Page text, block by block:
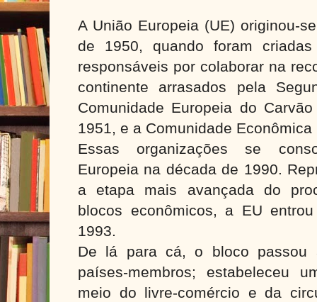
A União Europeia (UE) originou-
de 1950, quando foram criadas
responsáveis por colaborar na
continente arrasados pela
Comunidade Europeia do
1951, e a Comunidade
Essas organizações se
Europeia na década de 1990.
a etapa mais avançada do
blocos econômicos, a EU
1993.
De lá para cá, o bloco passou
países-membros; estabeleceu
meio do livre-comércio e da